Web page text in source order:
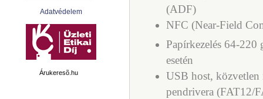
Adatvédelem
Árukeresõ.hu
(ADF)
NFC (Near-Field
Papírkezelés 64-220
esetén
USB host, közvetlen
pendrivera (FAT12/